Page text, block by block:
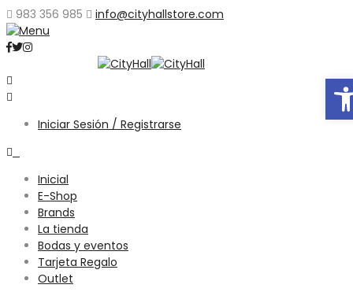
983 356 985 info@cityhallstore.com
Iniciar Sesión / Registrarse
Inicial
E-Shop
Brands
La tienda
Bodas y eventos
Tarjeta Regalo
Outlet